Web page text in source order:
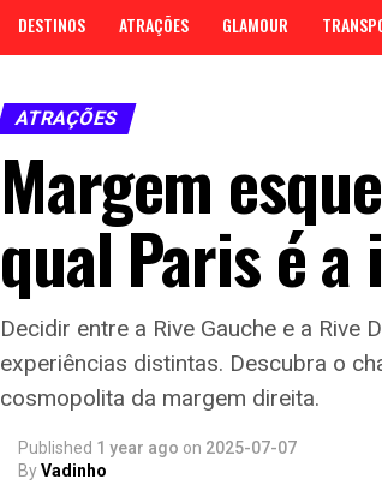
DESTINOS ATRAÇÕES GLAMOUR
ATRAÇÕES
Margem
qual Paris é a
Decidir entre a Rive Gauche e a
experiências distintas. Descubra o
cosmopolita da margem direita.
Published 1 year ago on 2025-07-07
ByVadinho